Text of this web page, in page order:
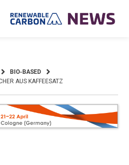
BIO-BASED
AUS KAFFEESATZ